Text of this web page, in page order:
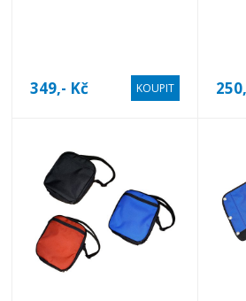
349,- Kč KOUPIT